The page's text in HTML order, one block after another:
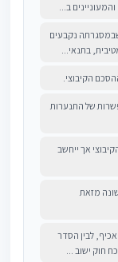
ב...
שבמסגרתה נקבעים
בתנאי...
של התנערות
אך ייחשב
מזאת
לבין הסדר
חוק ישוב ...